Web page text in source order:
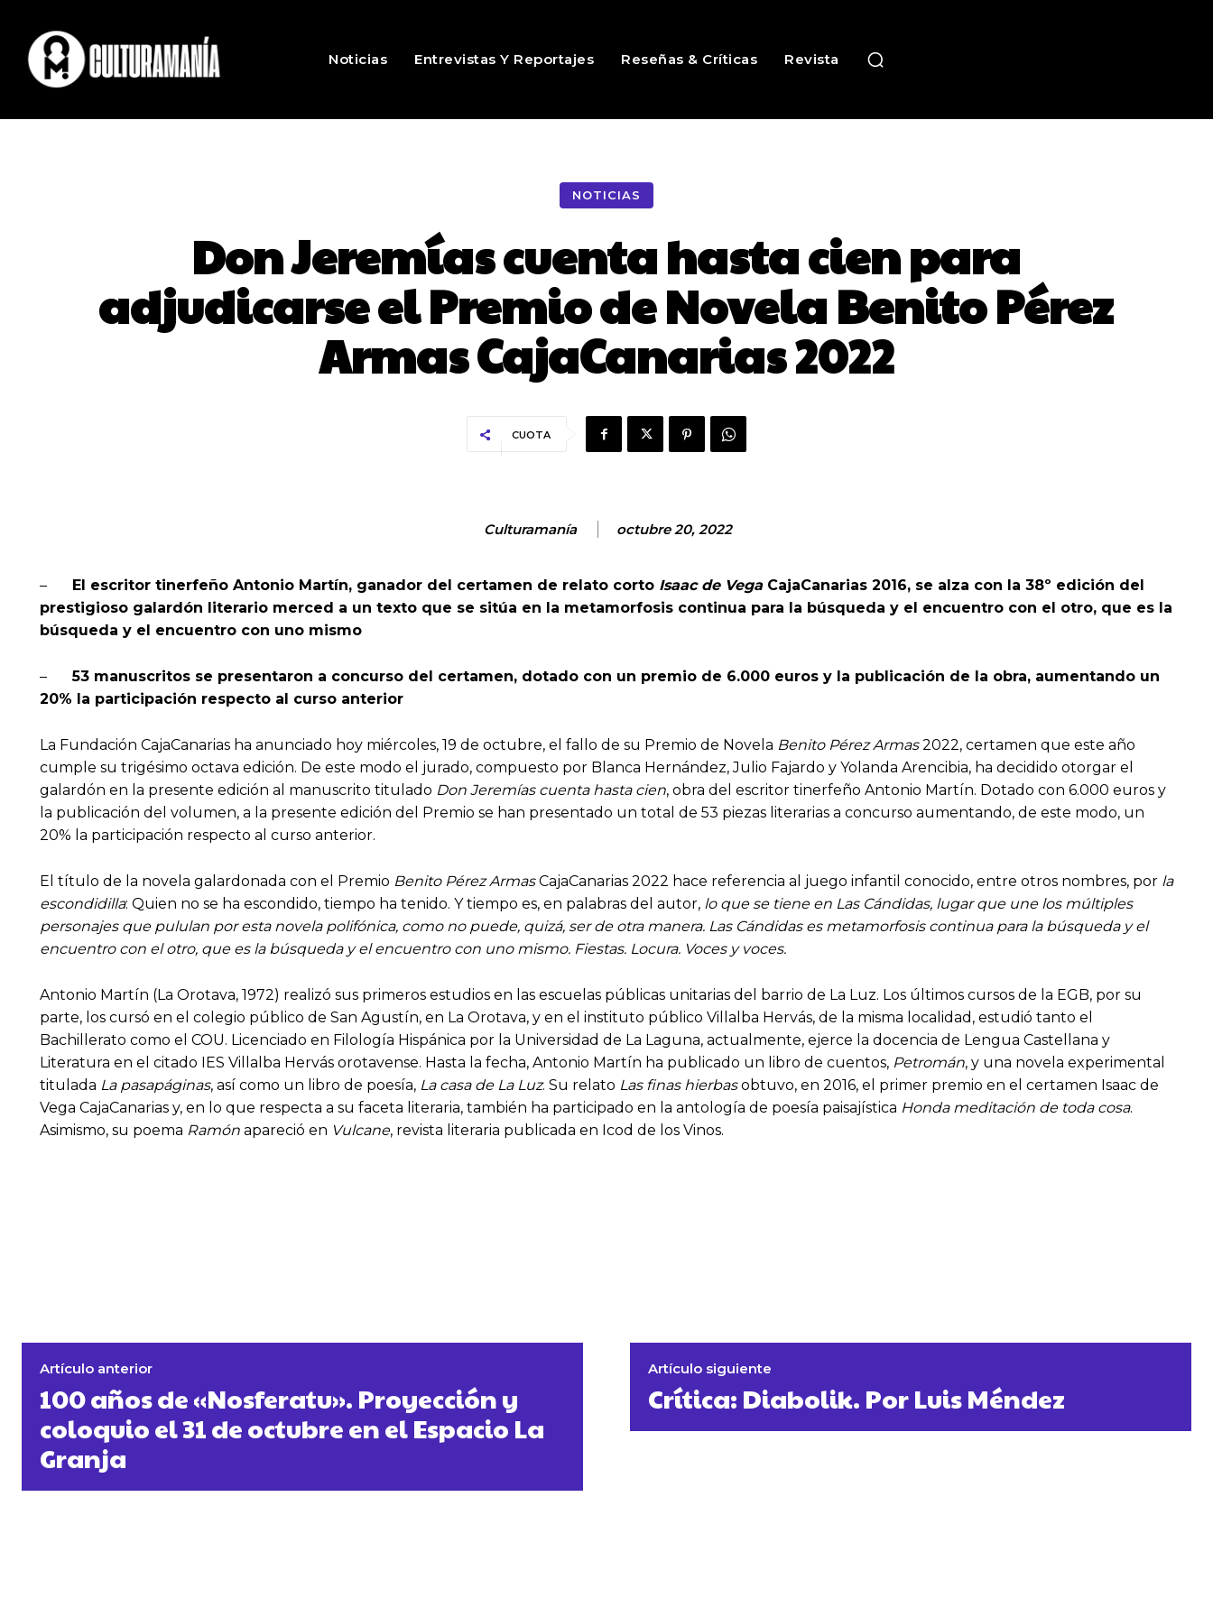
Noticias Entrevistas Y Reportajes Reseñas & Críticas Revista
NOTICIAS
Don Jeremías cuenta hasta cien para
adjudicarse el Premio de Novela Benito Pérez
Armas CajaCanarias 2022
CUOTA
Culturamanía octubre 20, 2022
– El escritor tinerfeño Antonio Martín, ganador del certamen de relato corto Isaac de VegaCajaCanarias 2016, se alza con la 38º edición del
prestigioso galardón literario merced a un texto que se sitúa en la metamorfosis continua para la búsqueda y el encuentro con el otro, que es la
búsqueda y el encuentro con uno mismo
–53 manuscritos se presentaron a concurso del certamen, dotado con un premio de 6.000 euros y la publicación de la obra, aumentando un
20% la participación respecto al curso anterior
La Fundación CajaCanarias ha anunciado hoy miércoles, 19 de octubre, el fallo de su Premio de Novela Benito Pérez Armas2022, certamen que este año
cumple su trigésimo octava edición. De este modo el jurado, compuesto por Blanca Hernández, Julio Fajardo y Yolanda Arencibia, ha decidido otorgar el
galardón en la presente edición al manuscrito titulado Don Jeremías cuenta hasta cien, obra del escritor tinerfeño Antonio Martín. Dotado con 6.000 euros y
la publicación del volumen, a la presente edición del Premio se han presentado un total de 53 piezas literarias a concurso aumentando, de este modo, un
20% la participación respecto al curso anterior.
El título de la novela galardonada con el Premio Benito Pérez ArmasCajaCanarias 2022 hace referencia al juego infantil conocido, entre otros nombres, por la
escondidilla: Quien no se ha escondido, tiempo ha tenido. Y tiempo es, en palabras del autor, lo que se tiene en Las Cándidas, lugar que une los múltiples
personajes que pululan por esta novela polifónica, como no puede, quizá, ser de otra manera. Las Cándidas es metamorfosis continua para la búsqueda y el
encuentro con el otro, que es la búsqueda y el encuentro con uno mismo. Fiestas. Locura. Voces y voces.
Antonio Martín (La Orotava, 1972) realizó sus primeros estudios en las escuelas públicas unitarias del barrio de La Luz. Los últimos cursos de la EGB, por su
parte, los cursó en el colegio público de San Agustín, en La Orotava, y en el instituto público Villalba Hervás, de la misma localidad, estudió tanto el
Bachillerato como el COU. Licenciado en Filología Hispánica por la Universidad de La Laguna, actualmente, ejerce la docencia de Lengua Castellana y
Literatura en el citado IES Villalba Hervás orotavense. Hasta la fecha, Antonio Martín ha publicado un libro de cuentos, Petromán, y una novela experimental
titulada La pasapáginas, así como un libro de poesía, La casa de La Luz. Su relato Las finas hierbasobtuvo, en 2016, el primer premio en el certamen Isaac de
Vega CajaCanarias y, en lo que respecta a su faceta literaria, también ha participado en la antología de poesía paisajística Honda meditación de toda cosa.
Asimismo, su poema Ramón apareció en Vulcane, revista literaria publicada en Icod de los Vinos.
Artículo anterior
100 años de «Nosferatu». Proyección y
coloquio el 31 de octubre en el Espacio La
Granja
Artículo siguiente
Crítica: Diabolik. Por Luis Méndez